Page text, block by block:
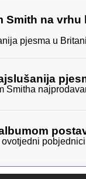
Smith na
pjesma u
Smitha